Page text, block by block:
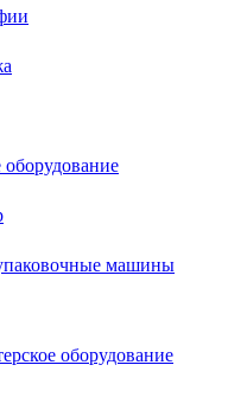
машины
оборудование